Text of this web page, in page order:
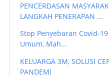
PENCERDASAN
LANGKAH PENERAPAN ...
Stop Penyebaran Covid-
Umum, Mah...
KELUARGA 3M, SOLUSI
PANDEMI